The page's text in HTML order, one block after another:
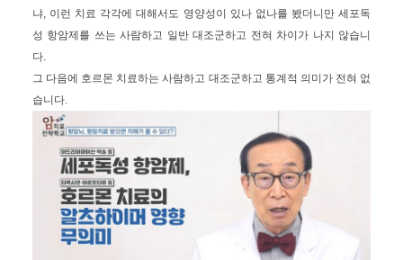
냐, 이런 치료 각각에 대해서도 영양성이 있나 없나를 봤더니만 세포독
성 항암제를 쓰는 사람하고 일반 대조군하고 전혀 차이가 나지 않습니
다.
그 다음에 호르몬 치료하는 사람하고 대조군하고 통계적 의미가 전혀 없
습니다.